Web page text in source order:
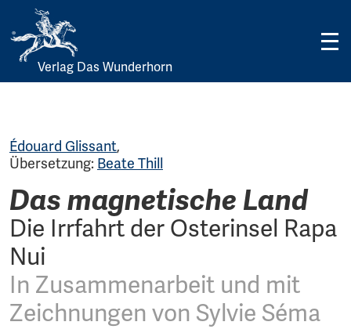
Skip
Verlag Das Wunderhorn
Édouard Glissant,
Übersetzung: Beate Thill
Das magnetische Land
Die Irrfahrt der Osterinsel Rapa
Nui
In Zusammenarbeit und mit
Zeichnungen von Sylvie Séma